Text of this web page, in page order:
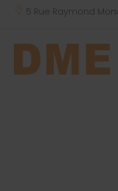
5 Rue Raymond